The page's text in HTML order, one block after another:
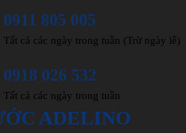
0911 805 005
Tất cả các ngày trong tuần (Trừ ngày lễ)
0918 026 532
Tất cả các ngày trong tuần
ADELINO